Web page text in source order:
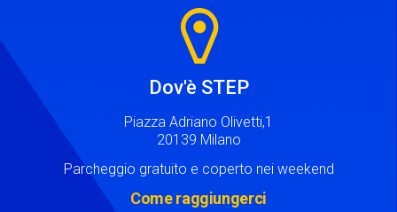
Dov'è STEP
Piazza Adriano Olivetti,1
20139 Milano
Parcheggio gratuito e coperto nei weekend
Come raggiungerci